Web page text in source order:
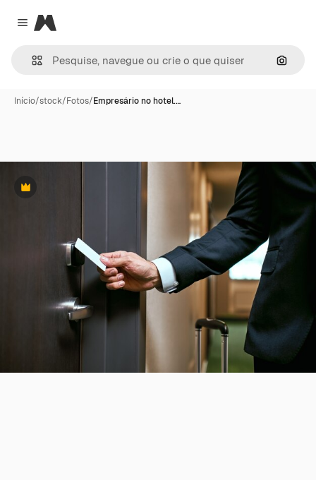
Close menu
Magnific
Início/stock/Fotos/Empresário no hotel.…
Premium